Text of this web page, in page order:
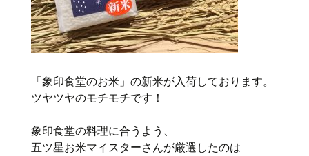
「象印食堂のお米」の新米が入荷しております。
ツヤツヤのモチモチです！
象印食堂の料理に合うよう、
五ツ星お米マイスターさんが厳選したのは